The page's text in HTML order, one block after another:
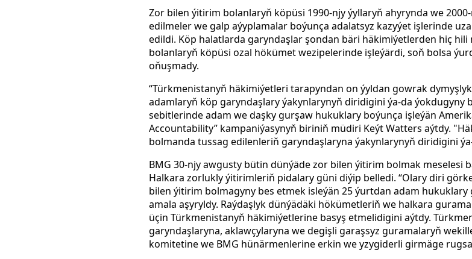
Zor bilen ýitirim bolanlaryň köpüsi 1990-njy ýyllaryň ahyrynda we
edilmeler we galp aýyplamalar boýunça adalatsyz kazyýet işlerinde
edildi. Köp halatlarda garyndaşlar şondan bäri häkimiýetlerden hiç
bolanlaryň köpüsi ozal hökümet wezipelerinde işleýärdi, soň bolsa
oňuşmady.
“Türkmenistanyň häkimiýetleri tarapyndan on ýyldan gowrak
adamlaryň köp garyndaşlary ýakynlarynyň diridigini ýa-da ýokdugyny
sebitlerinde adam we daşky gurşaw hukuklary boýunça işleýän
Accountability” kampaniýasynyň biriniň müdiri Keýt Watters aýtdy.
bolmanda tussag edilenleriň garyndaşlaryna ýakynlarynyň diridigini
BMG 30-njy awgusty bütin dünýäde zor bilen ýitirim bolmak meselesi
Halkara zorlukly ýitirimleriň pidalary güni diýip belledi. “Olary diri
bilen ýitirim bolmagyny bes etmek isleýän 25 ýurtdan adam
amala aşyryldy. Raýdaşlyk dünýädäki hökümetleriň we halkara
üçin Türkmenistanyň häkimiýetlerine basyş etmelidigini aýtdy.
garyndaşlaryna, aklawçylaryna we degişli garaşsyz guramalaryň
komitetine we BMG hünärmenlerine erkin we yzygiderli girmäge